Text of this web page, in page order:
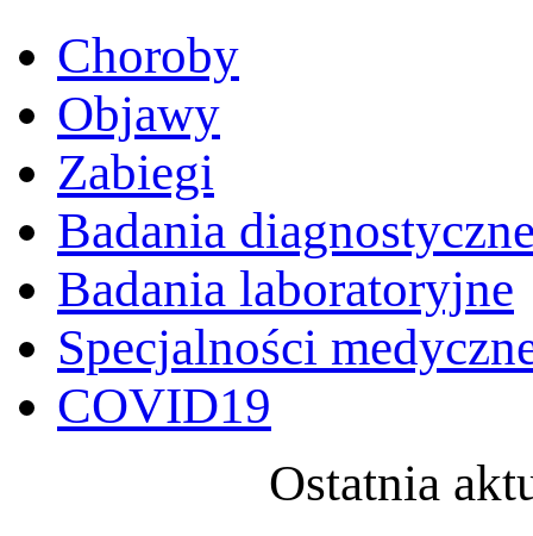
Choroby
Objawy
Zabiegi
Badania
Badania laboratoryjne
Specjalności
COVID19
Ostatnia